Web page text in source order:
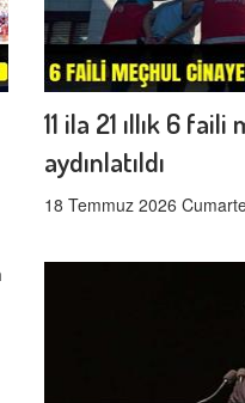
11 ila 21 ıllık 6
aydınlatıldı
18 Temmuz 2026